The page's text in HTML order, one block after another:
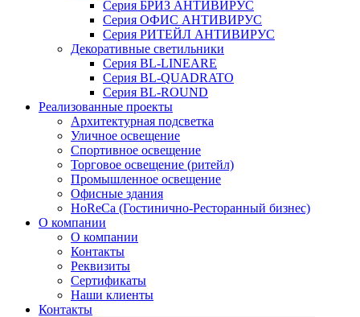
Серия БРИЗ АНТИВИРУС
Серия ОФИС АНТИВИРУС
Серия РИТЕЙЛ АНТИВИРУС
Декоративные светильники
Серия BL-LINEARE
Серия BL-QUADRATO
Серия BL-ROUND
Реализованные проекты
Архитектурная подсветка
Уличное освещение
Спортивное освещение
Торговое освещение (ритейл)
Промышленное освещение
Офисные здания
HoReCa (Гостинично-Ресторанный бизнес)
О компании
О компании
Контакты
Реквизиты
Сертификаты
Наши клиенты
Контакты